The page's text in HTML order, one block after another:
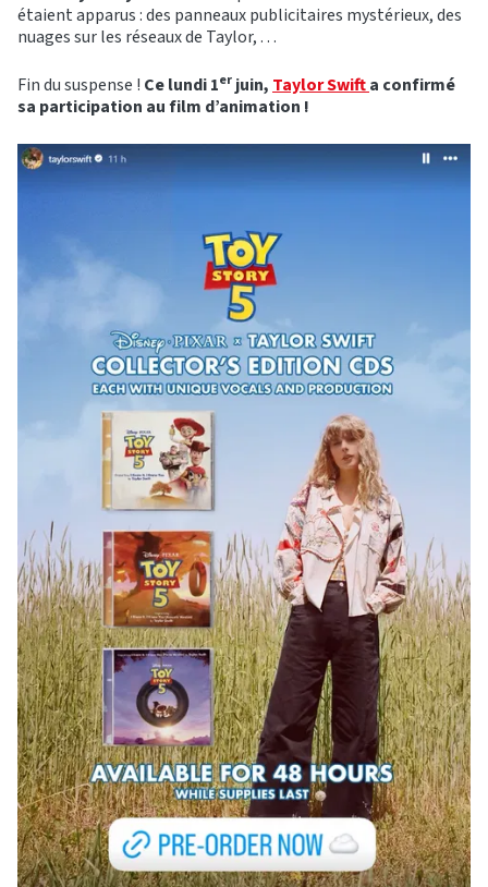
étaient apparus : des panneaux publicitaires mystérieux, des
nuages sur les réseaux de Taylor, …
Fin du suspense ! Ce lundi 1er juin, Taylor Swifta confirmé
sa participation au film d’animation !